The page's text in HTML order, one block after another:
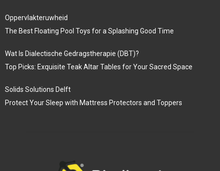
Oppervlakteruwheid
The Best Floating Pool Toys for a Splashing Good Time
Wat Is Dialectische Gedragstherapie (DBT)?
Top Picks: Exquisite Teak Altar Tables for Your Sacred Space
Solids Solutions Delft
Protect Your Sleep with Mattress Protectors and Toppers